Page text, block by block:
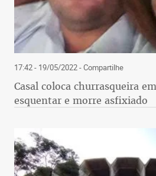
17:42 - 19/05/2022- Compartilhe
Casal coloca churrasqueira
esquentar e morre asfixiado